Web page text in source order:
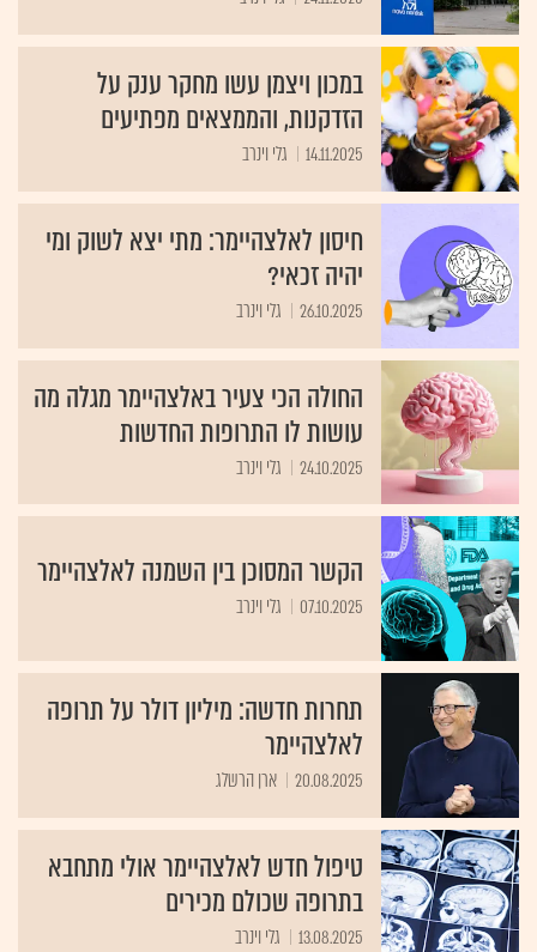
במכון ויצמן עשו מחקר ענק על
הזדקנות, והממצאים מפתיעים
14.11.2025 גלי וינרב
חיסון לאלצהיימר: מתי יצא לשוק ומי
יהיה זכאי?
26.10.2025 גלי וינרב
החולה הכי צעיר באלצהיימר מגלה מה
עושות לו התרופות החדשות
24.10.2025 גלי וינרב
הקשר המסוכן בין השמנה לאלצהיימר
07.10.2025 גלי וינרב
תחרות חדשה: מיליון דולר על תרופה
לאלצהיימר
20.08.2025 ארן הרשלג
טיפול חדש לאלצהיימר אולי מתחבא
בתרופה שכולם מכירים
13.08.2025 גלי וינרב